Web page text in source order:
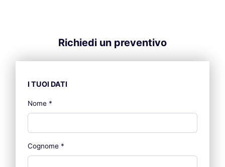
Richiedi un preventivo
I TUOI DATI
Nome *
Cognome *